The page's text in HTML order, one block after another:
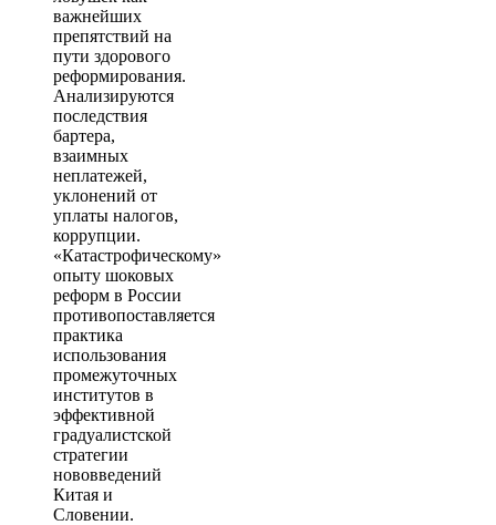
важнейших
препятствий на
пути здорового
реформирования.
Анализируются
последствия
бартера,
взаимных
неплатежей,
уклонений от
уплаты налогов,
коррупции.
«Катастрофическому»
опыту шоковых
реформ в России
противопоставляется
практика
использования
промежуточных
институтов в
эффективной
градуалистской
стратегии
нововведений
Китая и
Словении.